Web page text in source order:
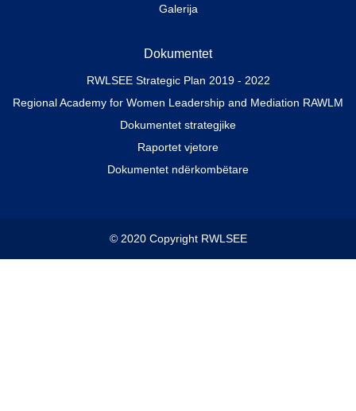
Galerija
Dokumentet
RWLSEE Strategic Plan 2019 - 2022
Regional Academy for Women Leadership and Mediation RAWLM
Dokumentet strategjike
Raportet vjetore
Dokumentet ndërkombëtare
© 2020 Copyright RWLSEE